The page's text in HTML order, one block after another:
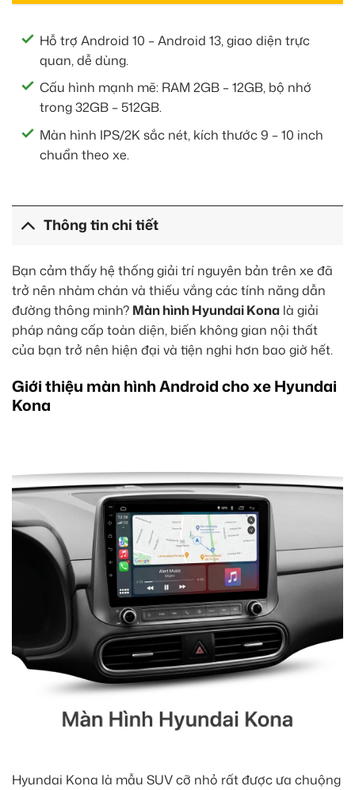
Hỗ trợ Android 10 – Android 13, giao diện trực
quan, dễ dùng.
Cấu hình mạnh mẽ: RAM 2GB – 12GB, bộ nhớ
trong 32GB – 512GB.
Màn hình IPS/2K sắc nét, kích thước 9 – 10 inch
chuẩn theo xe.
Thông tin chi tiết
Bạn cảm thấy hệ thống giải trí nguyên bản trên xe đã
trở nên nhàm chán và thiếu vắng các tính năng dẫn
đường thông minh? Màn hình Hyundai Kona là giải
pháp nâng cấp toàn diện, biến không gian nội thất
của bạn trở nên hiện đại và tiện nghi hơn bao giờ hết.
Giới thiệu màn hình Android cho xe Hyundai
Kona
Hyundai Kona là mẫu SUV cỡ nhỏ rất được ưa chuộng